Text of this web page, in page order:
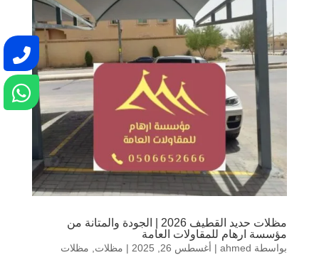
مظلات حديد القطيف 2026 | الجودة والمتانة من
مؤسسة ارهام للمقاولات العامة
بواسطة ahmed
| أغسطس 26, 2025 | مظلات, مظلات